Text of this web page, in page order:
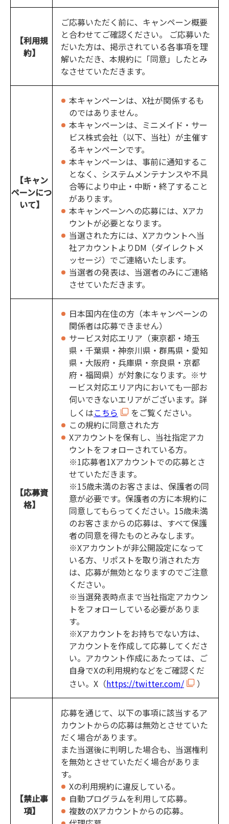
【利用規
約】
ご応募いただく前に、キャンペーン概要
と合わせてご確認ください。 ご応募いた
だいた方は、掲示されている各事項を理
解いただき、本規約に「同意」したとみ
なさせていただきます。
【キャン
ペーンにつ
いて】
本キャンペーンは、X社が関係するも
のではありません。
本キャンペーンは、ミニメイド・サー
ビス株式会社（以下、当社）が主催す
るキャンペーンです。
本キャンペーンは、事前に通知するこ
となく、システムメンテナンスや不具
合等により中止・中断・終了すること
があります。
本キャンペーンへの応募には、Xアカ
ウントが必要となります。
当選された方には、Xアカウントへ当
社アカウントよりDM（ダイレクトメ
ッセージ）でご連絡いたします。
当選者の発表は、当選者のみにご連絡
させていただきます。
【応募資
格】
日本国内在住の方（本キャンペーンの
関係者は応募できません）
サービス対応エリア（東京都・埼玉
県・千葉県・神奈川県・群馬県・愛知
県・大阪府・兵庫県・奈良県・京都
府・福岡県）が対象になります。※サ
ービス対応エリア内においても一部お
伺いできないエリアがございます。詳
しくはこちら
をご覧ください。
この規約に同意された方
Xアカウントを保有し、当社指定アカ
ウントをフォローされている方。
※1応募者1Xアカウントでの応募とさ
せていただきます。
※15歳未満のお客さまは、保護者の同
意が必要です。保護者の方に本規約に
同意してもらってください。15歳未満
のお客さまからの応募は、すべて保護
者の同意を得たものとみなします。
※Xアカウントが非公開設定になって
いる方、リポストを取り消された方
は、応募が無効となりますのでご注意
ください。
※当選発表時点まで当社指定アカウン
トをフォローしている必要がありま
す。
※Xアカウントをお持ちでない方は、
アカウントを作成して応募してくださ
い。アカウント作成にあたっては、ご
自身でXの利用規約などをご確認くだ
さい。X（https://twitter.com/ ）
【禁止事
項】
応募を通じて、以下の事項に該当するア
カウントからの応募は無効とさせていた
だく場合があります。
また当選後に判明した場合も、当選権利
を無効とさせていただく場合がありま
す。
Xの利用規約に違反している。
自動プログラムを利用して応募。
複数のXアカウントからの応募。